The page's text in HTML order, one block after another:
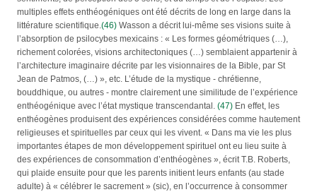
multiples effets enthéogéniques ont été décrits de long en large dans la
littérature scientifique.(46) Wasson a décrit lui-même ses visions suite à
l’absorption de psilocybes mexicains : « Les formes géométriques (…),
richement colorées, visions architectoniques (…) semblaient appartenir à
l’architecture imaginaire décrite par les visionnaires de la Bible, par St
Jean de Patmos, (…) », etc. L’étude de la mystique - chrétienne,
bouddhique, ou autres - montre clairement une similitude de l’expérience
enthéogénique avec l’état mystique transcendantal. (47) En effet, les
enthéogènes produisent des expériences considérées comme hautement
religieuses et spirituelles par ceux qui les vivent. « Dans ma vie les plus
importantes étapes de mon développement spirituel ont eu lieu suite à
des expériences de consommation d’enthéogènes », écrit T.B. Roberts,
qui plaide ensuite pour que les parents initient leurs enfants (au stade
adulte) à « célébrer le sacrement » (sic), en l’occurrence à consommer